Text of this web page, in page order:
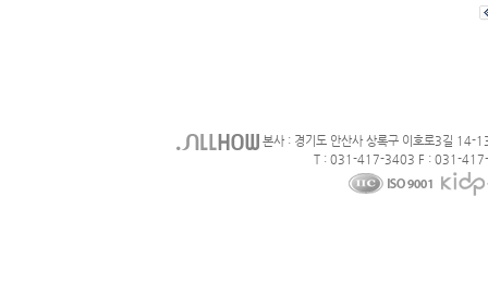
본사 : 경기도 안산사 상록구 이호로3길 14-
T : 031-417-3403 F : 031-